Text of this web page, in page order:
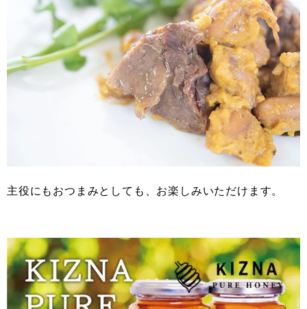
主役にもおつまみとしても、お楽しみいただけます。